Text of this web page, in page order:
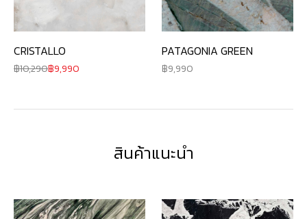
CRISTALLO
10,290 9,990
PATAGONIA GREEN
9,990
สินค้าแนะนำ